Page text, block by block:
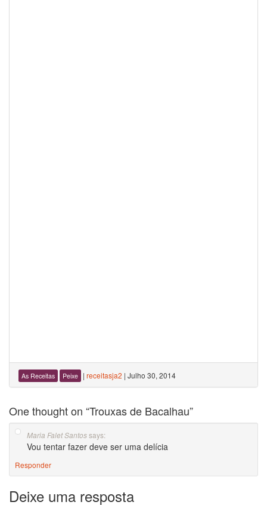
As Receitas Peixe | receitasja2 | Julho 30, 2014
One thought on “Trouxas de Bacalhau”
Maria Falet Santossays:
Vou tentar fazer deve ser uma delícia
Responder
Deixe uma resposta